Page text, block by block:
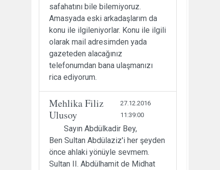
safahatını bile bilemiyoruz.
Amasyada eski arkadaşlarım da
konu ile ilgileniyorlar. Konu ile ilgili
olarak mail adresimden yada
gazeteden alacağınız
telefonumdan bana ulaşmanızı
rica ediyorum.
Mehlika Filiz
Ulusoy
27.12.2016
11:39:00
Sayın Abdülkadir Bey,
Ben Sultan Abdülaziz'i her şeyden
önce ahlaki yönüyle sevmem.
Sultan II. Abdülhamit de Midhat